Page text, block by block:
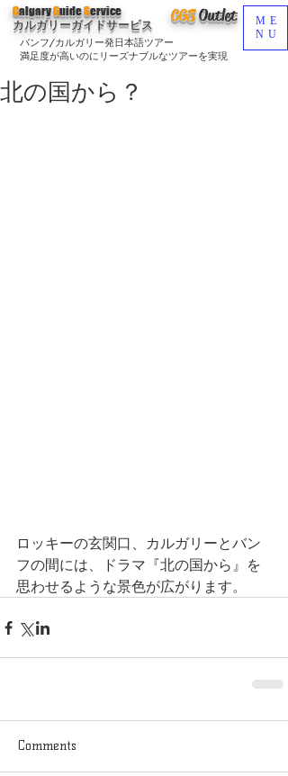
CGSOutlet
バンフ/カルガリー発日本語ツアー
満足度が高いのにリーズナブルなツアーを実現
CalgaryGuideService
カルガリーガイドサービス
ME
NU
北の国から？
ロッキーの玄関口、カルガリーとバン
フの間には、ドラマ『北の国から』を
思わせるような景色が広がります。
Comments